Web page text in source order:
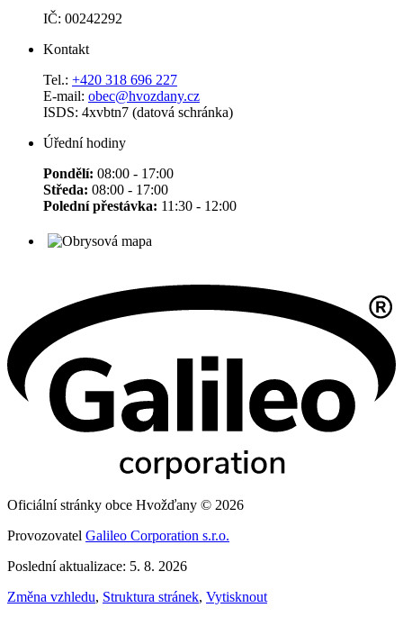
IČ: 00242292
Kontakt
Tel.: +420 318 696 227
E-mail: obec@hvozdany.cz
ISDS: 4xvbtn7 (datová schránka)
Úřední hodiny
Pondělí: 08:00 - 17:00
Středa: 08:00 - 17:00
Polední přestávka: 11:30 - 12:00
Oficiální stránky obce Hvožďany © 2026
Provozovatel Galileo Corporation s.r.o.
Poslední aktualizace: 5. 8. 2026
Změna vzhledu, Struktura stránek, Vytisknout